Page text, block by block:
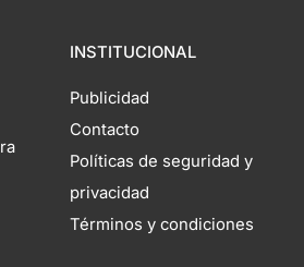
INSTITUCIONAL
Publicidad
Contacto
Políticas de seguridad y
privacidad
Términos y condiciones